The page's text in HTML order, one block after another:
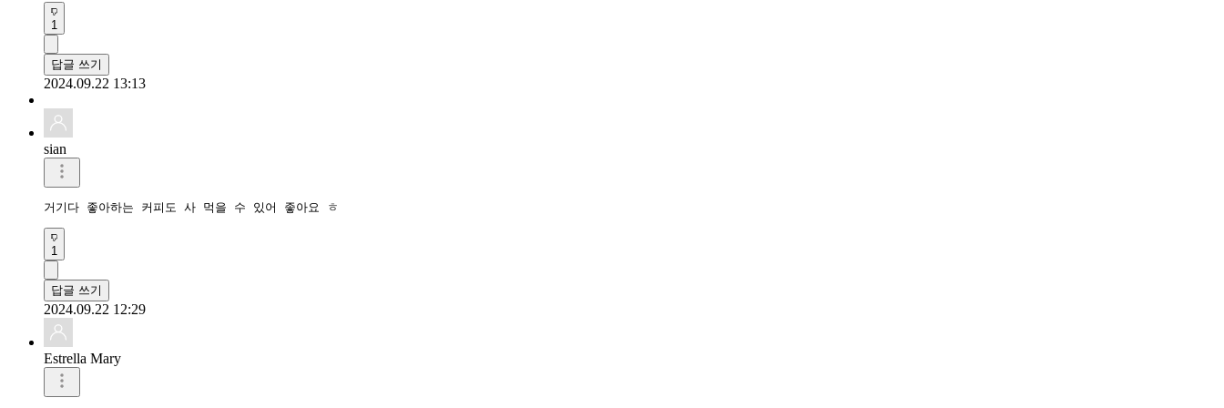
1
답글 쓰기
2024.09.22 13:13
sian
거기다 좋아하는 커피도 사 먹을 수 있어 좋아요 ㅎ
1
답글 쓰기
2024.09.22 12:29
Estrella Mary